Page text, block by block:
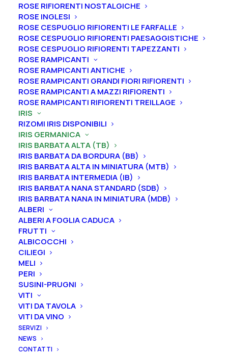
ROSE RIFIORENTI NOSTALGICHE
ROSE INGLESI
ROSE CESPUGLIO RIFIORENTI LE FARFALLE
ROSE CESPUGLIO RIFIORENTI PAESAGGISTICHE
ROSE CESPUGLIO RIFIORENTI TAPEZZANTI
ROSE RAMPICANTI
ROSE RAMPICANTI ANTICHE
ROSE RAMPICANTI GRANDI FIORI RIFIORENTI
ROSE RAMPICANTI A MAZZI RIFIORENTI
ROSE RAMPICANTI RIFIORENTI TREILLAGE
IRIS
RIZOMI IRIS DISPONIBILI
IRIS GERMANICA
IRIS BARBATA ALTA (TB)
IRIS BARBATA DA BORDURA (BB)
IRIS BARBATA ALTA IN MINIATURA (MTB)
IRIS BARBATA INTERMEDIA (IB)
IRIS BARBATA NANA STANDARD (SDB)
IRIS BARBATA NANA IN MINIATURA (MDB)
ALBERI
ALBERI A FOGLIA CADUCA
FRUTTI
ALBICOCCHI
CILIEGI
MELI
PERI
SUSINI-PRUGNI
VITI
VITI DA TAVOLA
VITI DA VINO
SERVIZI
NEWS
CONTATTI
Home Iris Iris germanica
Iris barbata alta (TB)
Iris germanica “Premier Cru”
Iris germanica “Premier
Cru”
From6,00€
L’iris germanica “Premier Cru
barbabietola, ali rosso-neri, barbe rosse.
cm. Fioritura intermedia.
Iris in vasosono disponibili inqualsiasi periodo
mentre irizomidiIrissonodisponibili solo nel
periodo che vada luglio a settembre.
Formato
Iris
germanica
"Premier
Cru"
quantità
Ordina subito questo prodotto!
Puoi acquistare ora questo prodotto contattandoci e
indicando la dimensione del vaso desiderata e la